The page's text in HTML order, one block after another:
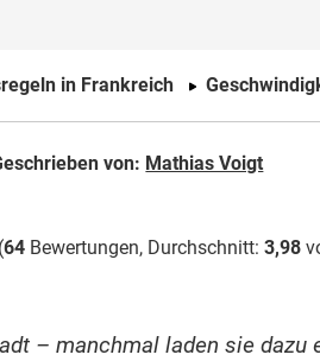
in Frankreich
von: Mathias Voigt
(64 Bewertungen, Durchschnitt: 3,98
– manchmal laden sie dazu